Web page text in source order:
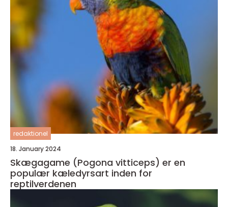
redaktionel
18. January 2024
Skægagame (Pogona vitticeps) er en
populær kæledyrsart inden for
reptilverdenen